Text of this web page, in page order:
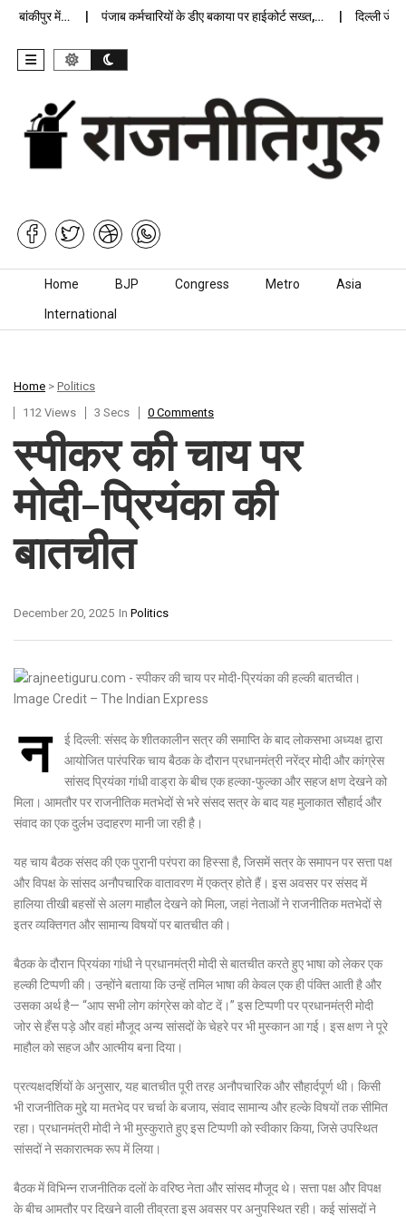
में… पंजाब कर्मचारियों के डीए बकाया पर हाईकोर्ट सख्त,… दिल्ली जेलों
Skip to content
Home BJP Congress Metro Asia
International
Home > Politics
112 Views
3 Secs 0 Comments
स्पीकर की चाय पर
मोदी-प्रियंका की
बातचीत
In Politics
December 20, 2025
न
ई दिल्ली: संसद के शीतकालीन सत्र की समाप्ति के बाद लोकसभा अध्यक्ष द्वारा
आयोजित पारंपरिक चाय बैठक के दौरान प्रधानमंत्री नरेंद्र मोदी और कांग्रेस
सांसद प्रियंका गांधी वाड्रा के बीच एक हल्का-फुल्का और सहज क्षण देखने को
मिला। आमतौर पर राजनीतिक मतभेदों से भरे संसद सत्र के बाद यह मुलाकात सौहार्द और
संवाद का एक दुर्लभ उदाहरण मानी जा रही है।
यह चाय बैठक संसद की एक पुरानी परंपरा का हिस्सा है, जिसमें सत्र के समापन पर सत्ता पक्ष
और विपक्ष के सांसद अनौपचारिक वातावरण में एकत्र होते हैं। इस अवसर पर संसद में
हालिया तीखी बहसों से अलग माहौल देखने को मिला, जहां नेताओं ने राजनीतिक मतभेदों से
इतर व्यक्तिगत और सामान्य विषयों पर बातचीत की।
बैठक के दौरान प्रियंका गांधी ने प्रधानमंत्री मोदी से बातचीत करते हुए भाषा को लेकर एक
हल्की टिप्पणी की। उन्होंने बताया कि उन्हें तमिल भाषा की केवल एक ही पंक्ति आती है और
उसका अर्थ है— “आप सभी लोग कांग्रेस को वोट दें।” इस टिप्पणी पर प्रधानमंत्री मोदी
जोर से हँस पड़े और वहां मौजूद अन्य सांसदों के चेहरे पर भी मुस्कान आ गई। इस क्षण ने पूरे
माहौल को सहज और आत्मीय बना दिया।
प्रत्यक्षदर्शियों के अनुसार, यह बातचीत पूरी तरह अनौपचारिक और सौहार्दपूर्ण थी। किसी
भी राजनीतिक मुद्दे या मतभेद पर चर्चा के बजाय, संवाद सामान्य और हल्के विषयों तक सीमित
रहा। प्रधानमंत्री मोदी ने भी मुस्कुराते हुए इस टिप्पणी को स्वीकार किया, जिसे उपस्थित
सांसदों ने सकारात्मक रूप में लिया।
बैठक में विभिन्न राजनीतिक दलों के वरिष्ठ नेता और सांसद मौजूद थे। सत्ता पक्ष और विपक्ष
के बीच आमतौर पर दिखने वाली तीव्रता इस अवसर पर अनुपस्थित रही। कई सांसदों ने